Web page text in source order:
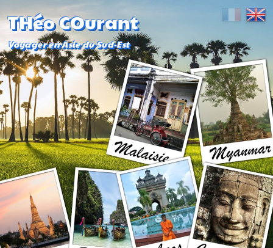
THéo COurant
Voyager en Asie du Sud-Est